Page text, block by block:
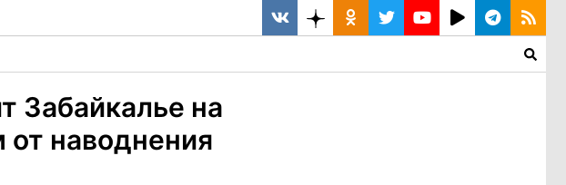
Забайкалье на
наводнения